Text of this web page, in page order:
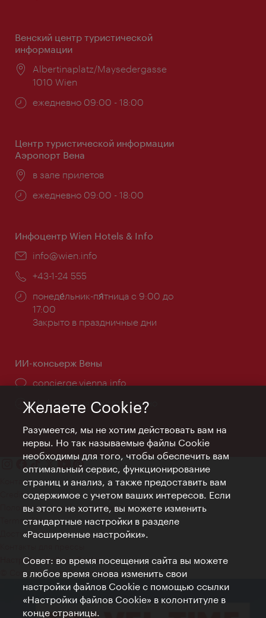
Венский центр туристической
информации
Расположение:
Albertinaplatz/Maysedergasse
1010 Wien
Часы
ежедневно 09:00 - 18:00
Центр туристической информации
Аэропорт Вена
Расположение:
в зале прилетов
Часы
ежедневно 09:00 - 18:00
Инфоцентр Wien Hotels & Info
Эл.
info@wien.info
Телефон:
+43-1-24 555
Часы
работы:
понеде́льник-пя́тница с 9:00 до
17:00
Закрыто в праздничные дни
ИИ-консьерж Вены
concierge.vienna.info
Информация круглосуточно
Контакт
Credits
Положение о конфиденциальности
Terms of Use
Доступность
Настройки файлов Cookie
© Copyright WienTourismus
Желаете Cookie?
Разумеется, мы не хотим действовать вам на
нервы. Но так называемые файлы Cookie
необходимы для того, чтобы обеспечить вам
оптимальный сервис, функционирование
страниц и анализ, а также предоставить вам
содержимое с учетом ваших интересов. Если
вы этого не хотите, вы можете изменить
стандартные настройки в разделе
«Расширенные настройки».
Совет: во время посещения сайта вы можете
в любое время снова изменить свои
настройки файлов Cookie с помощью ссылки
«Настройки файлов Cookie» в колонтитуле в
конце страницы.